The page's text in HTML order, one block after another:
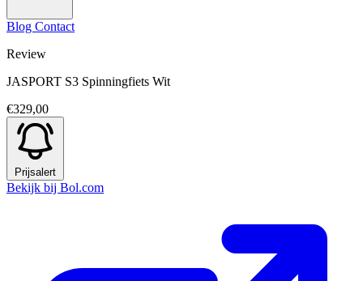
Blog Contact
Review
JASPORT S3 Spinningfiets Wit
€329,00
Prijsalert
Bekijk bij Bol.com